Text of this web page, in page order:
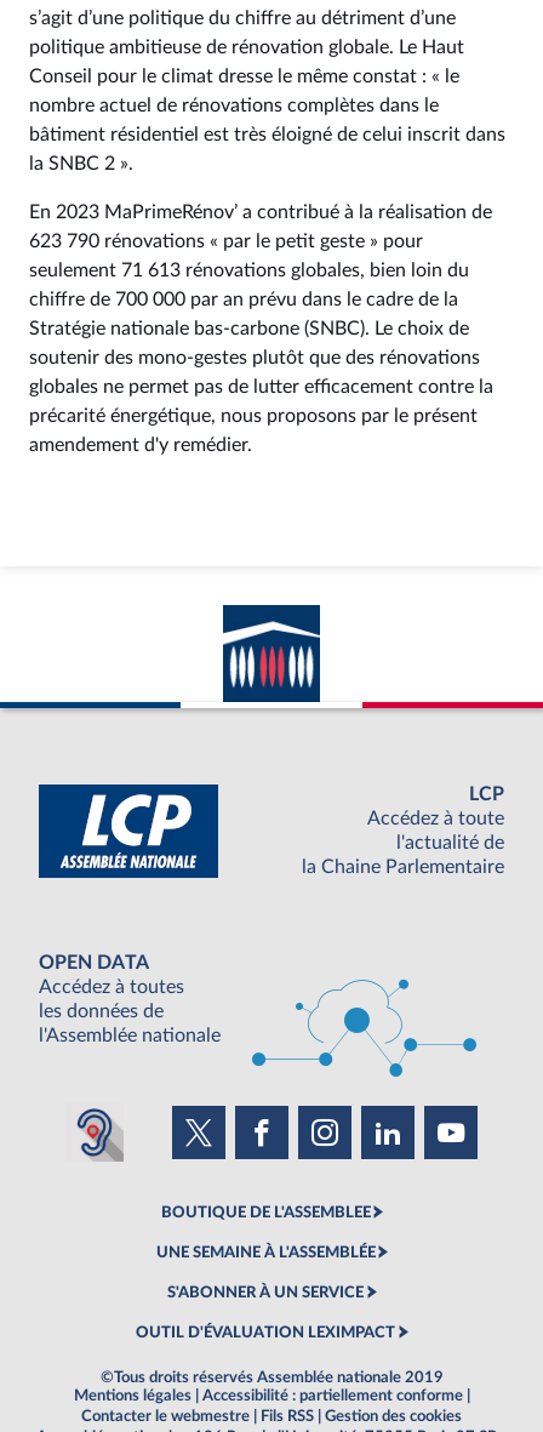
s’agit d’une politique du chiffre au détriment d’une
politique ambitieuse de rénovation globale. Le Haut
Conseil pour le climat dresse le même constat : « le
nombre actuel de rénovations complètes dans le
bâtiment résidentiel est très éloigné de celui inscrit dans
la SNBC 2 ».
En 2023 MaPrimeRénov’ a contribué à la réalisation de
623 790 rénovations « par le petit geste » pour
seulement 71 613 rénovations globales, bien loin du
chiffre de 700 000 par an prévu dans le cadre de la
Stratégie nationale bas‑carbone (SNBC). Le choix de
soutenir des mono-gestes plutôt que des rénovations
globales ne permet pas de lutter efficacement contre la
précarité énergétique, nous proposons par le présent
amendement d'y remédier.
LCP
Accédez à toute
l'actualité de
la Chaine Parlementaire
OPEN DATA
Accédez à toutes
les données de
l'Assemblée nationale
BOUTIQUE DE L'ASSEMBLEE
UNE SEMAINE À L'ASSEMBLÉE
S'ABONNER À UN SERVICE
OUTIL D'ÉVALUATION LEXIMPACT
©Tous droits réservés Assemblée nationale 2019
Mentions légales
Accessibilité : partiellement conforme
Contacter le webmestre
Fils RSS
Gestion des cookies